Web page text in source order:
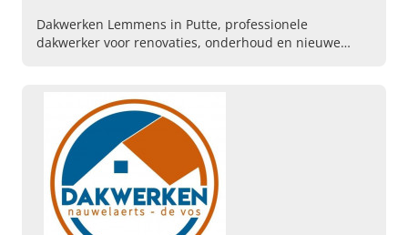
Dakwerken Lemmens in Putte, professionele
dakwerker voor renovaties, onderhoud en nieuwe